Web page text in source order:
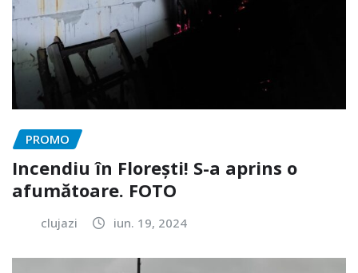
PROMO
Incendiu în Florești! S-a aprins o
afumătoare. FOTO
clujazi iun. 19, 2024